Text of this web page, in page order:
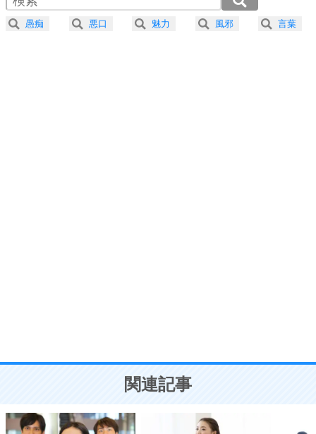
プラス思考
ことが大切。
2.5倍速 （303KB 1分17秒）
3.0倍速 （253KB 1分4秒）
愚痴 悪口 魅力 風邪 言葉
関連記事